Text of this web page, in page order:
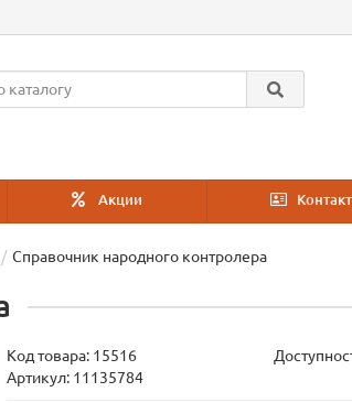
Акции
Справочник народного контролера
Код товара: 15516
Артикул: 11135784